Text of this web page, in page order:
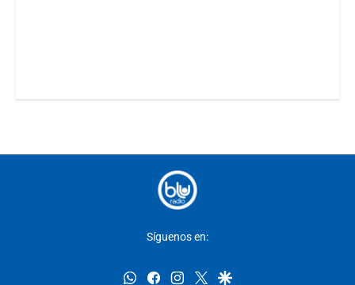
Síguenos en:
whatsappfacebookinstagram
twittergoogle